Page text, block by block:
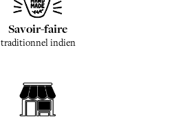
Savoir-faire
traditionnel indien